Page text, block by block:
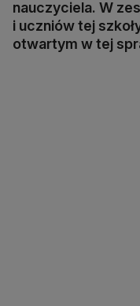
nauczyciela. W
i uczniów tej
otwartym w tej